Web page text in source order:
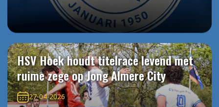
HSV Hoek houdt titelrace levend met
ruime zege op Jong Almere City
27-04-2026